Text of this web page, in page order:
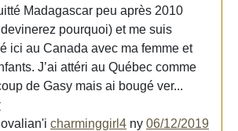
Madagascar peu après 2010
pourquoi) et me suis
ici au Canada avec ma femme et
J’ai attéri au Québec comme
de Gasy mais ai bougé ver...
charminggirl4 ny 06/12/2019